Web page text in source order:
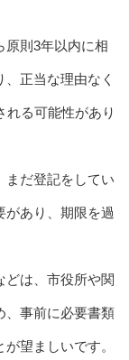
原則3年以内に相
正当な理由なく
れる可能性があり
まだ登記をしてい
があり、期限を過
どは、市役所や関
、事前に必要書類
望ましいです。